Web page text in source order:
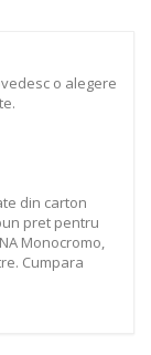
o alegere
din carton
pret pentru
Monocromo,
Cumpara